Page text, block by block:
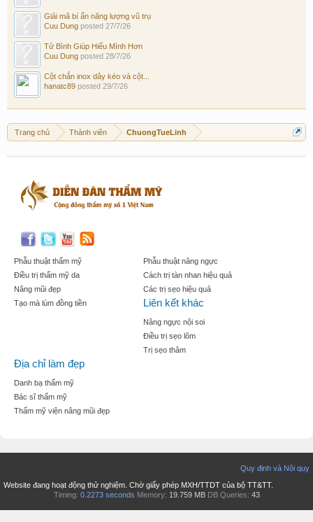
Giải mã bí ẩn năng lượng vũ trụ
Cuu Dung posted 27/7/26
Tử Bình Giúp Hiểu Mình Hơn
Cuu Dung posted 28/7/26
Cột chắn inox dây kéo và cột...
hanatc89 posted 29/7/26
Trang chủ Thành viên ChuongTueLinh
Phẫu thuật thẩm mỹ
Điều trị thẩm mỹ da
Nâng mũi đẹp
Tạo mà lúm đồng tiền
Phẫu thuật nâng ngực
Cách trị tàn nhan hiệu quả
Các trị sẹo hiệu quả
Liên kết khác
Nâng ngực nội soi
Điều trị sẹo lõm
Trị sẹo thâm
Địa chỉ làm đẹp
Danh bạ thẩm mỹ
Bác sĩ thẩm mỹ
Thẩm mỹ viện nâng mũi đẹp
Quy định và Nội quy
Website đang hoạt động thử nghiệm. Chờ giấy phép MXH/TTDT của bộ TT&TT.
Timing: 0.2273 seconds Memory: 19.759 MB DB Queries: 43